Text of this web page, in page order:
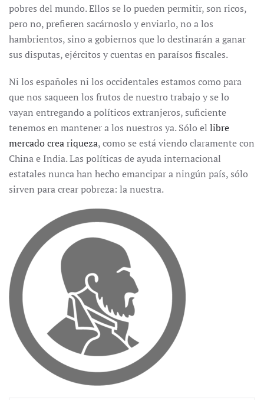
pobres del mundo. Ellos se lo pueden permitir, son ricos,
pero no, prefieren sacárnoslo y enviarlo, no a los
hambrientos, sino a gobiernos que lo destinarán a ganar
sus disputas, ejércitos y cuentas en paraísos fiscales.
Ni los españoles ni los occidentales estamos como para
que nos saqueen los frutos de nuestro trabajo y se lo
vayan entregando a políticos extranjeros, suficiente
tenemos en mantener a los nuestros ya. Sólo el libre
mercado crea riqueza, como se está viendo claramente con
China e India. Las políticas de ayuda internacional
estatales nunca han hecho emancipar a ningún país, sólo
sirven para crear pobreza: la nuestra.